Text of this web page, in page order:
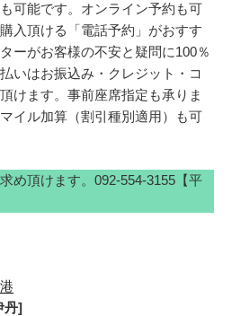
可能です。オンライン予約も可
入頂ける「電話予約」がおすす
ーがお客様の不安と疑問に100％
いはお振込み・クレジット・コ
けます。事前座席指定も承りま
イル加算（割引種別適用）も可
め頂けます。092-554-3155【平
丹]